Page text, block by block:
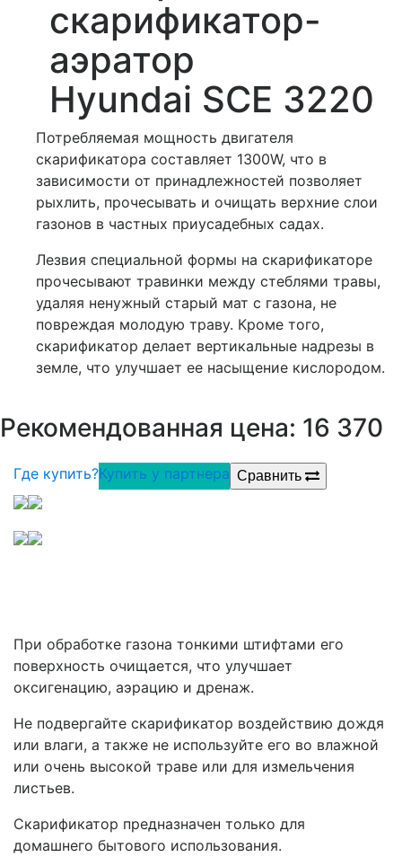
скарификатор-
аэратор
Hyundai SCE 3220
Потребляемая мощность двигателя
скарификатора составляет 1300W, что в
зависимости от принадлежностей позволяет
рыхлить, прочесывать и очищать верхние слои
газонов в частных приусадебных садах.
Лезвия специальной формы на скарификаторе
прочесывают травинки между стеблями травы,
удаляя ненужный старый мат с газона, не
повреждая молодую траву. Кроме того,
скарификатор делает вертикальные надрезы в
земле, что улучшает ее насыщение кислородом.
Рекомендованная цена: 16 370
Где купить?Купить у партнера Сравнить
При обработке газона тонкими штифтами его
поверхность очищается, что улучшает
оксигенацию, аэрацию и дренаж.
Не подвергайте скарификатор воздействию дождя
или влаги, а также не используйте его во влажной
или очень высокой траве или для измельчения
листьев.
Скарификатор предназначен только для
домашнего бытового использования.